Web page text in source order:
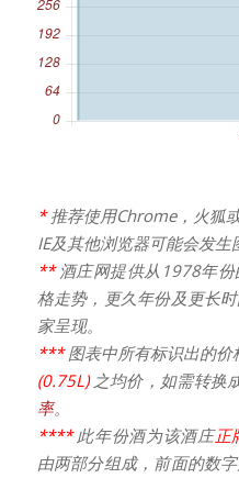
*推荐使用Chrome，火狐
IE及其他浏览器可能会发生
** 酒庄网提供从1978年
格走势，更久年份及更长
家呈现。
***图表中所有标识出的
(0.75L)之均价，如需转换
率。
****此年份酒为该酒庄正
由两部分组成，前面的数